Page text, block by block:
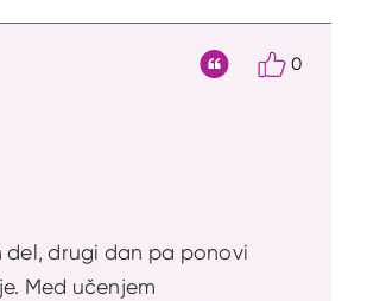
del, drugi dan pa ponovi
Med učenjem
0